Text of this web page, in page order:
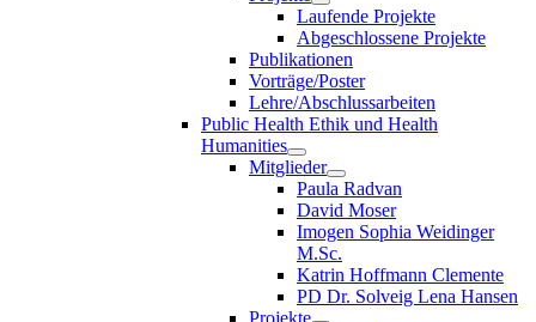
Laufende Projekte
Abgeschlossene Projekte
Publikationen
Vorträge/Poster
Lehre/Abschlussarbeiten
Public Health Ethik und Health
Humanities
Mitglieder
Paula Radvan
David Moser
Imogen Sophia Weidinger
M.Sc.
Katrin Hoffmann Clemente
PD Dr. Solveig Lena Hansen
Projekte